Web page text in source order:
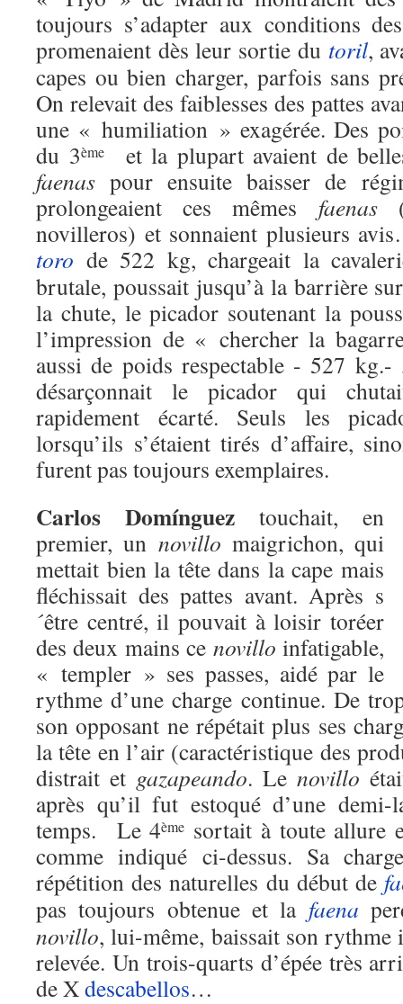
toujours s’adapter aux conditions
promenaient dès leur sortie du toril,
capes ou bien charger, parfois sans
On relevait des faiblesses des pattes
une « humiliation » exagérée. Des
du 3èmeet la plupart avaient de
faenas pour ensuite baisser de
prolongeaient ces mêmes faenas
novilleros) et sonnaient plusieurs
toro de 522 kg, chargeait la
brutale, poussait jusqu’à la barrière
la chute, le picador soutenant la
l’impression de « chercher la
aussi de poids respectable - 527
désarçonnait le picador qui
rapidement écarté. Seuls les
lorsqu’ils s’étaient tirés d’affaire,
furent pas toujours exemplaires.
Carlos Domínguez touchait, en
premier, un novillo maigrichon, qui
mettait bien la tête dans la cape mais
fléchissait des pattes avant. Après s
´être centré, il pouvait à loisir toréer
des deux mains ce novillo infatigable,
« templer » ses passes, aidé par le
rythme d’une charge continue. De
son opposant ne répétait plus ses
la tête en l’air (caractéristique des
distrait et gazapeando. Le novillo
après qu’il fut estoqué d’une demi-
temps. Le 4ème sortait à toute allure
comme indiqué ci-dessus. Sa
répétition des naturelles du début de
pas toujours obtenue et la faena
novillo, lui-même, baissait son rythme
relevée. Un trois-quarts d’épée très
de Xdescabellos…